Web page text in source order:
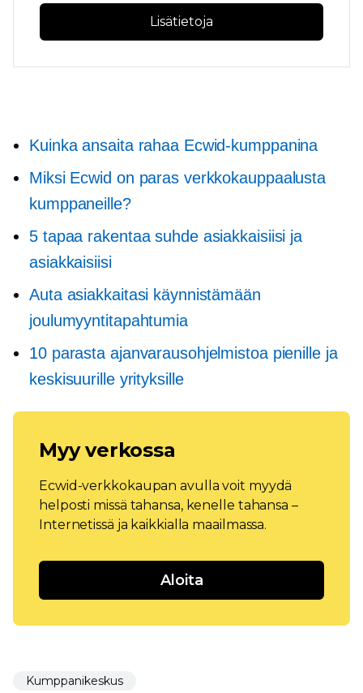
Lisätietoja
Kuinka ansaita rahaa Ecwid-kumppanina
Miksi Ecwid on paras verkkokauppaalusta
kumppaneille?
5 tapaa rakentaa suhde asiakkaisiisi ja
asiakkaisiisi
Auta asiakkaitasi käynnistämään
joulumyyntitapahtumia
10 parasta ajanvarausohjelmistoa pienille ja
keskisuurille yrityksille
Myy verkossa
Ecwid-verkkokaupan avulla voit myydä
helposti missä tahansa, kenelle tahansa –
Internetissä ja kaikkialla maailmassa.
Aloita
Kumppanikeskus